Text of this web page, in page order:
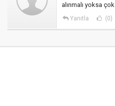
alınmalı yoksa
Yanıtla (0)